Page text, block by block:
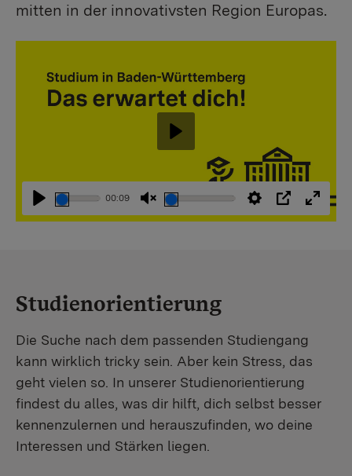
mitten in der innovativsten Region Europas.
Abspielen
00:09
StummschaltungEinstellungen
PIP
Abspielen
Studienorientierung
Die Suche nach dem passenden Studiengang
kann wirklich tricky sein. Aber kein Stress, das
geht vielen so. In unserer Studienorientierung
findest du alles, was dir hilft, dich selbst besser
kennenzulernen und herauszufinden, wo deine
Interessen und Stärken liegen.